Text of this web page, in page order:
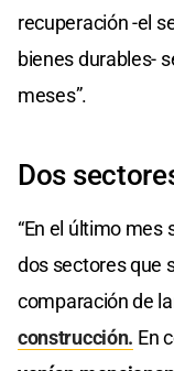
recuperación -el
bienes durables-
meses”.
Dos
“En el último mes
dos sectores que
comparación de
construcción. En